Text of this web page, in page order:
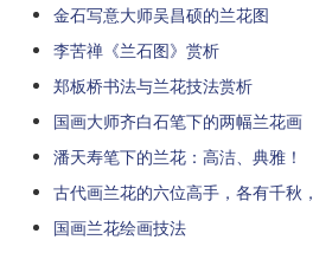
金石写意大师吴昌硕的兰花图
李苦禅《兰石图》赏析
郑板桥书法与兰花技法赏析
国画大师齐白石笔下的两幅兰花画
潘天寿笔下的兰花：高洁、典雅！
古代画兰花的六位高手，各有千秋
国画兰花绘画技法